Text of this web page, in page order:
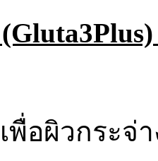
เพื่อผิวกระจ่